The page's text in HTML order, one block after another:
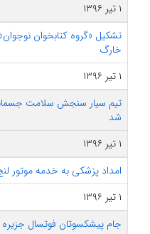
۱ تیر ۱۳۹۶
تشکیل «گروه کتابخوان
خارگ
۱ تیر ۱۳۹۶
تیم سیار سنجش سلامت
شد
۱ تیر ۱۳۹۶
امداد پزشکی به خدمه موتور
۱ تیر ۱۳۹۶
جام پیشکسوتان فوتسال